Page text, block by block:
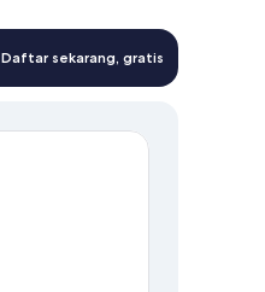
Daftar sekarang, gratis